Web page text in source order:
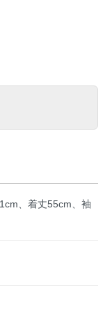
、着丈55cm、袖